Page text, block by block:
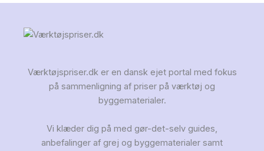
Værktøjspriser.dk er en dansk ejet portal med fokus
på sammenligning af priser på værktøj og
byggematerialer.
Vi klæder dig på med gør-det-selv guides,
anbefalinger af grej og byggematerialer samt